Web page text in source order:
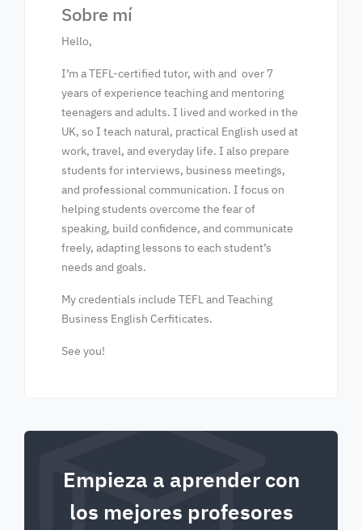
Sobre mí
Hello,
I’m a TEFL-certified tutor, with and over 7
years of experience teaching and mentoring
teenagers and adults. I lived and worked in the
UK, so I teach natural, practical English used at
work, travel, and everyday life. I also prepare
students for interviews, business meetings,
and professional communication. I focus on
helping students overcome the fear of
speaking, build confidence, and communicate
freely, adapting lessons to each student’s
needs and goals.
My credentials include TEFL and Teaching
Business English Cerfiticates.
See you!
Empieza a aprender con
los mejores profesores